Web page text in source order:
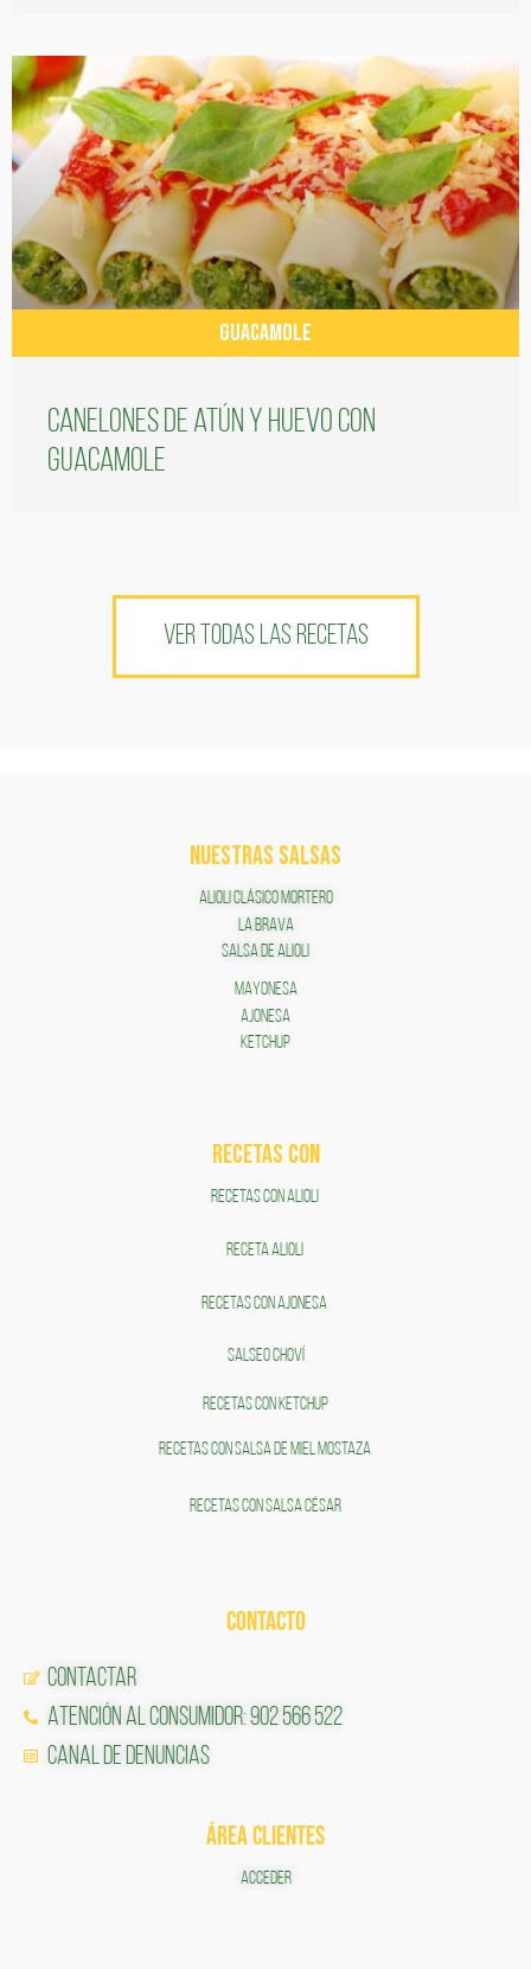
GUACAMOLE
Canelones de atún y huevo con
guacamole
VER TODAS LAS RECETAS
NUESTRAS SALSAS
ALIOLI CLÁSICO MORTERO
LA BRAVA
SALSA DE ALIOLI
MAYONESA
AJONESA
KETCHUP
RECETAS COn
RECETAS CON ALIOLI
RECETA ALIOLI
RECETAS CON AJONESA
SALSEO CHOVÍ
RECETAS CON KETCHUP
RECETAS CON SALSA DE MIEL MOSTAZA
RECETAS CON SALSA CÉSAR
CONTACTO
Contactar
Atención al Consumidor: 902 566 522
Canal de Denuncias
ÁREA CLIENTES
ACCEDER